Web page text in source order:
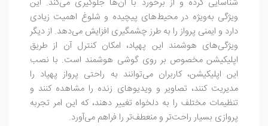
شناسایی کرده و از برخورد با آن‌ها جلوگیری می‌کند. این
ویژگی به‌ویژه در محیط‌های پیچیده و شلوغ اهمیت زیادی
دارد و ایمنی پرواز را به طرز چشمگیری افزایش می‌دهد. از دیگر
ویژگی‌های هوشمند این پهپاد، امکان کنترل آن از طریق
اپلیکیشن مخصوص بر روی گوشی هوشمند است. با نصب
این اپلیکیشن، کاربران می‌توانند به راحتی پرواز پهپاد را
مدیریت کنند، تصاویر و ویدیوهای زنده را مشاهده کنند و
تنظیمات مختلف را به دلخواه تغییر دهند، که این امر تجربه
پروازی بسیار راحت‌تر و منعطف‌تر را فراهم می‌آورد.